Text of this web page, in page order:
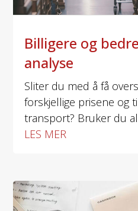
Billigere og
analyse
Sliter du med å få
forskjellige prisene og
transport? Bruker du
LES MER